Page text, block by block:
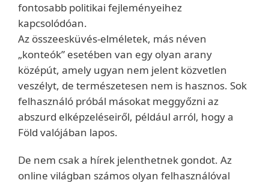
fontosabb politikai fejleményeihez
kapcsolódóan.
Az összeesküvés-elméletek, más néven
„konteók” esetében van egy olyan arany
középút, amely ugyan nem jelent közvetlen
veszélyt, de természetesen nem is hasznos. Sok
felhasználó próbál másokat meggyőzni az
abszurd elképzeléseiről, például arról, hogy a
Föld valójában lapos.
De nem csak a hírek jelenthetnek gondot. Az
online világban számos olyan felhasználóval